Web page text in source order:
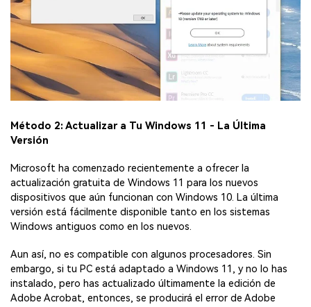
Método 2: Actualizar a Tu Windows 11 - La Última
Versión
Microsoft ha comenzado recientemente a ofrecer la
actualización gratuita de Windows 11 para los nuevos
dispositivos que aún funcionan con Windows 10. La última
versión está fácilmente disponible tanto en los sistemas
Windows antiguos como en los nuevos.
Aun así, no es compatible con algunos procesadores. Sin
embargo, si tu PC está adaptado a Windows 11, y no lo has
instalado, pero has actualizado últimamente la edición de
Adobe Acrobat, entonces, se producirá el error de Adobe